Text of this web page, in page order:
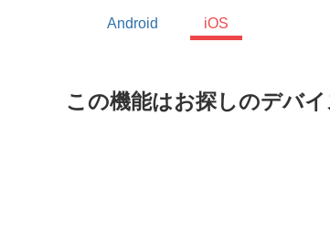
Android iOS
この機能はお探しのデバ